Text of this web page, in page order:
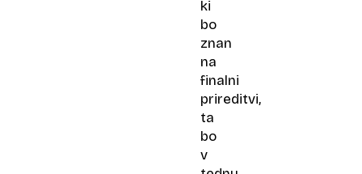
ki
bo
znan
na
finalni
prireditvi,
ta
bo
v